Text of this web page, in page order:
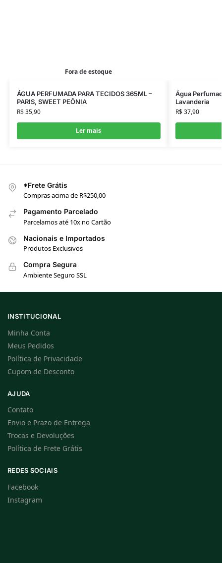
Fora de estoque
ÁGUA PERFUMADA PARA TECIDOS 365ML –
PARIS, SWEET PEÔNIA
R$35,90
Ler mais
Água
Lavanderia
R$37,90
*Frete Grátis
Compras acima de R$250,00
Pagamento Parcelado
Parcelamos até 10x no Cartão
Nacionais e Importados
Produtos Exclusivos
Compra Segura
Ambiente Seguro SSL
INSTITUCIONAL
Minha Conta
Meus Pedidos
Política de Privacidade
Cupom de Desconto
AJUDA
Contato
Envio e Prazo de Entrega
Trocas e Devoluções
Política de Frete Grátis
REDES SOCIAIS
Facebook
Instagram